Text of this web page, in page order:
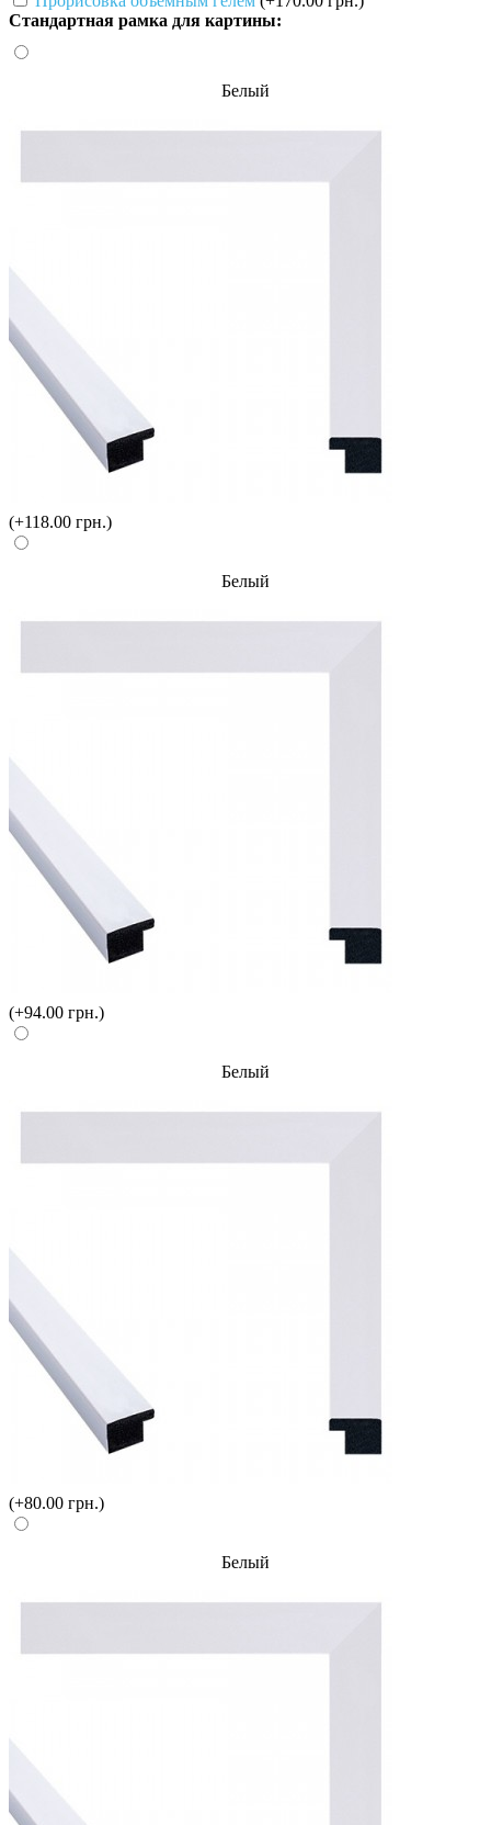
Стандартная рамка для картины:
Белый
(+118.00 грн.)
Белый
(+94.00 грн.)
Белый
(+80.00 грн.)
Белый